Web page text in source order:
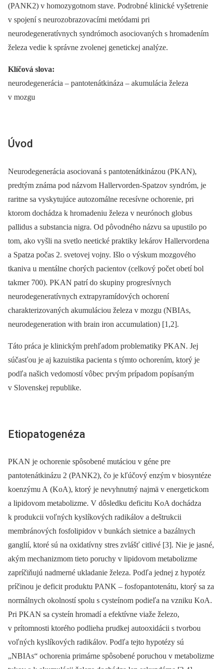
(PANK2) v homozygotnom stave. Podrobné klinické vyšetrenie
v spojení s neurozobrazovacími metódami pri
neurodegeneratívnych syndrómoch asociovaných s hromadením
železa vedie k správne zvolenej genetickej analýze.
Klíčová slova:
neurodegenerácia –⁠ pantotenátkináza –⁠ akumulácia železa
v mozgu
Úvod
Neurodegenerácia asociovaná s pantotenátkinázou (PKAN),
predtým známa pod názvom Hallervorden-Spatzov syndróm, je
raritne sa vyskytujúce autozomálne recesívne ochorenie, pri
ktorom dochádza k hromadeniu železa v neurónoch globus
pallidus a substancia nigra. Od pôvodného názvu sa upustilo po
tom, ako vyšli na svetlo neetické praktiky lekárov Hallervordena
a Spatza počas 2. svetovej vojny. Išlo o výskum mozgového
tkaniva u mentálne chorých pacientov (celkový počet obetí bol
takmer 700). PKAN patrí do skupiny progresívnych
neurodegeneratívnych extrapyramídových ochorení
charakterizovaných akumuláciou železa v mozgu (NBIAs,
neurodegeneration with brain iron accumulation) [1,2].
Táto práca je klinickým prehľadom problematiky PKAN. Jej
súčasťou je aj kazuistika pacienta s týmto ochorením, ktorý je
podľa našich vedomostí vôbec prvým prípadom popísaným
v Slovenskej republike.
Etiopatogenéza
PKAN je ochorenie spôsobené mutáciou v géne pre
pantotenátkinázu 2 (PANK2), čo je kľúčový enzým v biosyntéze
koenzýmu A (KoA), ktorý je nevyhnutný najmä v energetickom
a lipidovom metabolizme. V dôsledku deficitu KoA dochádza
k produkcii voľných kyslíkových radikálov a deštrukcii
membránových fosfolipidov v bunkách sietnice a bazálnych
ganglií, ktoré sú na oxidatívny stres zvlášť citlivé [3]. Nie je jasné,
akým mechanizmom tieto poruchy v lipidovom metabolizme
zapríčiňujú nadmerné ukladanie železa. Podľa jednej z hypotéz
príčinou je deficit produktu PANK –⁠ fosfopantotenátu, ktorý sa za
normálnych okolností spolu s cysteínom podieľa na vzniku KoA.
Pri PKAN sa cysteín hromadí a efektívne viaže železo,
v prítomnosti ktorého podlieha prudkej autooxidácii s tvorbou
voľných kyslíkových radikálov. Podľa tejto hypotézy sú
„NBIAs“ ochorenia primárne spôsobené poruchou v metabolizme